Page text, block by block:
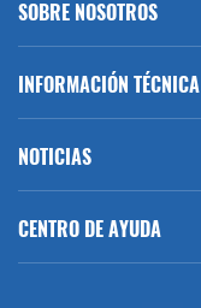
SOBRE NOSOTROS
INFORMACIÓN TÉCNICA
NOTICIAS
CENTRO DE AYUDA